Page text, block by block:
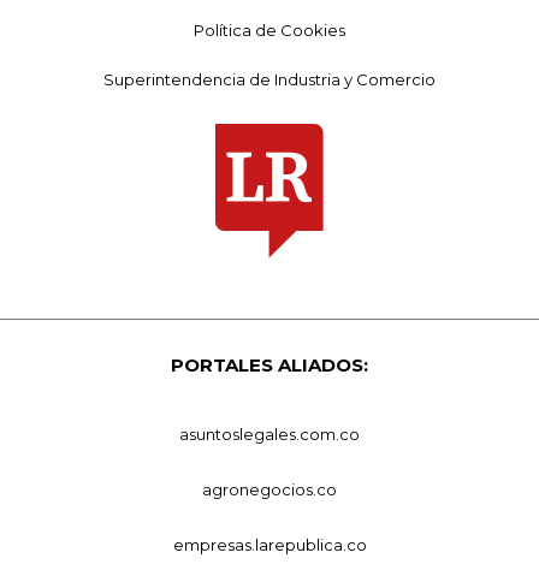
Política de Cookies
Superintendencia de Industria y Comercio
PORTALES ALIADOS:
asuntoslegales.com.co
agronegocios.co
empresas.larepublica.co